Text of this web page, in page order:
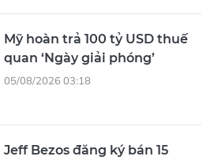
Mỹ hoàn trả 100 tỷ USD thuế
quan ‘Ngày giải phóng’
05/08/2026 03:18
Jeff Bezos đăng ký bán 15